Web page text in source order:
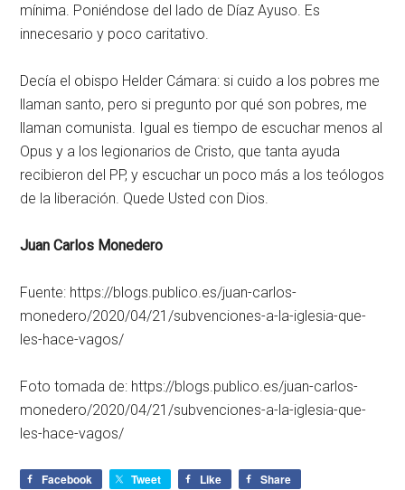
mínima. Poniéndose del lado de Díaz Ayuso. Es
innecesario y poco caritativo.
Decía el obispo Helder Cámara: si cuido a los pobres me
llaman santo, pero si pregunto por qué son pobres, me
llaman comunista. Igual es tiempo de escuchar menos al
Opus y a los legionarios de Cristo, que tanta ayuda
recibieron del PP, y escuchar un poco más a los teólogos
de la liberación. Quede Usted con Dios.
Juan Carlos Monedero
Fuente: https://blogs.publico.es/juan-carlos-
monedero/2020/04/21/subvenciones-a-la-iglesia-que-
les-hace-vagos/
Foto tomada de: https://blogs.publico.es/juan-carlos-
monedero/2020/04/21/subvenciones-a-la-iglesia-que-
les-hace-vagos/
Facebook Tweet Like
Share